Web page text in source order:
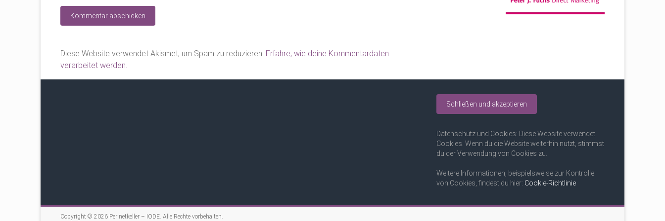
Diese Website verwendet Akismet, um Spam zu reduzieren. Erfahre, wie deine Kommentardaten
verarbeitet werden.
Datenschutz und Cookies: Diese Website verwendet
Cookies. Wenn du die Website weiterhin nutzt, stimmst
du der Verwendung von Cookies zu.
Weitere Informationen, beispielsweise zur Kontrolle
von Cookies, findest du hier: Cookie-Richtlinie
Copyright © 2026 Perinetkeller – IODE. Alle Rechte vorbehalten.